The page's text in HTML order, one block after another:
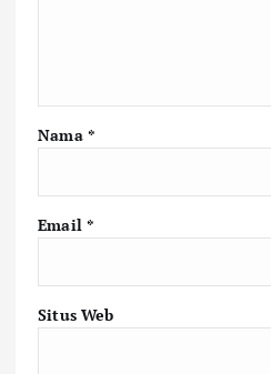
Nama *
Email *
Situs Web